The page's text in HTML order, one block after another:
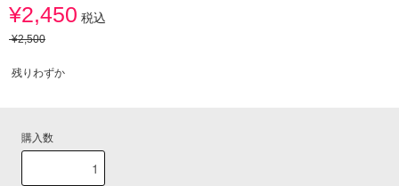
¥2,450 税込
¥2,500
残りわずか
購入数